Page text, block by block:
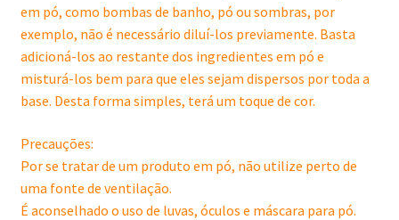
em pó, como bombas de banho, pó ou sombras, por
exemplo, não é necessário diluí-los previamente. Basta
adicioná-los ao restante dos ingredientes em pó e
misturá-los bem para que eles sejam dispersos por toda a
base. Desta forma simples, terá um toque de cor.
Precauções:
Por se tratar de um produto em pó, não utilize perto de
uma fonte de ventilação.
É aconselhado o uso de luvas, óculos e máscara para pó.